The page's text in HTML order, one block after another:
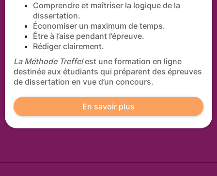
Comprendre et maîtriser la logique de la
dissertation.
Économiser un maximum de temps.
Être à l’aise pendant l’épreuve.
Rédiger clairement.
La Méthode Treffelest une formation en ligne
destinée aux étudiants qui préparent des épreuves
de dissertation en vue d’un concours.
En savoir plus